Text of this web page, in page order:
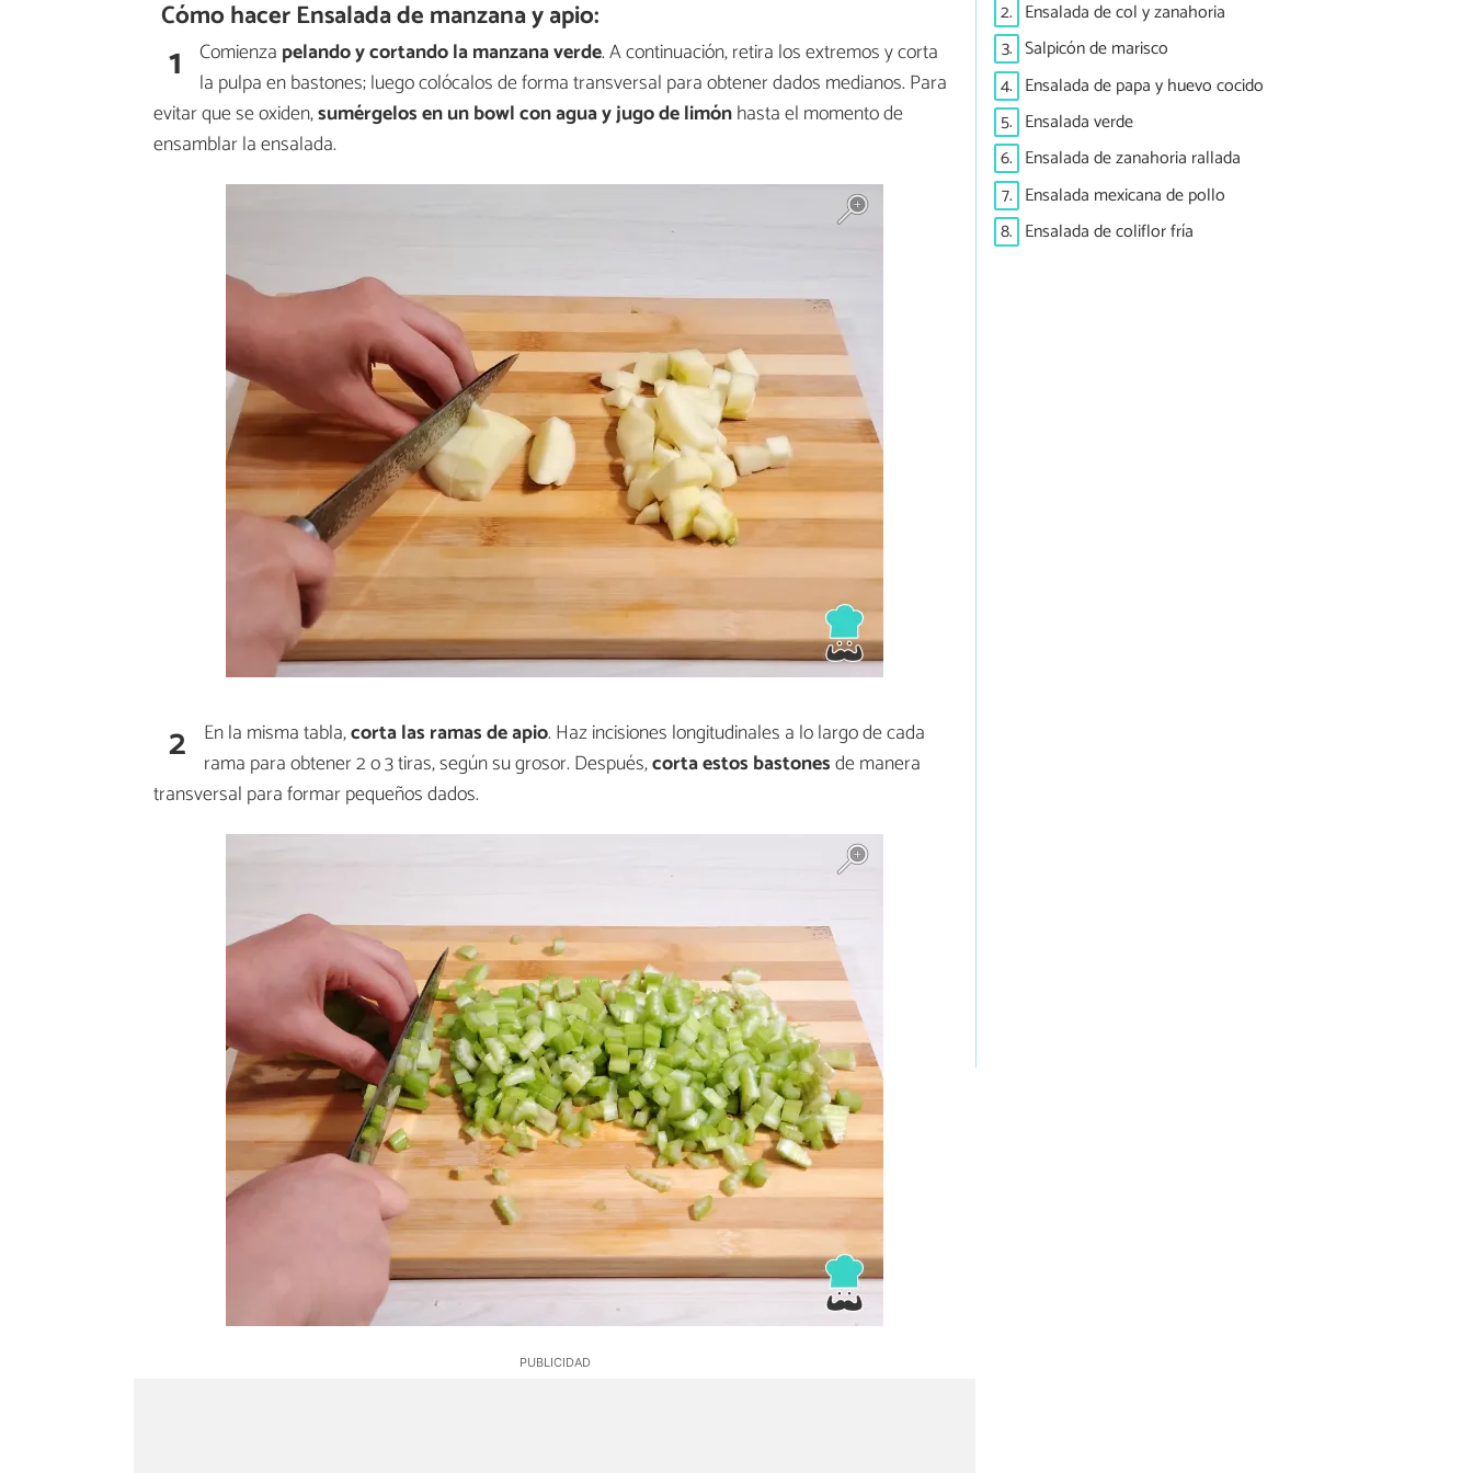
Cómo hacer Ensalada de manzana y apio:
1 Comienza pelando ycortando la manzana verde. A continuación, retira los extremos y corta
la pulpa en bastones; luego colócalos de forma transversal para obtener dados medianos. Para
evitar que se oxiden,sumérgelos en un bowl con agua y jugo de limónhasta el momento de
ensamblar la ensalada.
2 En la misma tabla,cortalas ramas deapio. Haz incisiones longitudinales a lo largo de cada
rama para obtener 2 o 3 tiras, según su grosor. Después,corta estos bastonesde manera
transversal para formar pequeños dados.
2. Ensalada de col y zanahoria
3. Salpicón de marisco
4. Ensalada de papa y huevo cocido
5. Ensalada verde
6. Ensalada de zanahoria rallada
7. Ensalada mexicana de pollo
8. Ensalada de coliflor fría